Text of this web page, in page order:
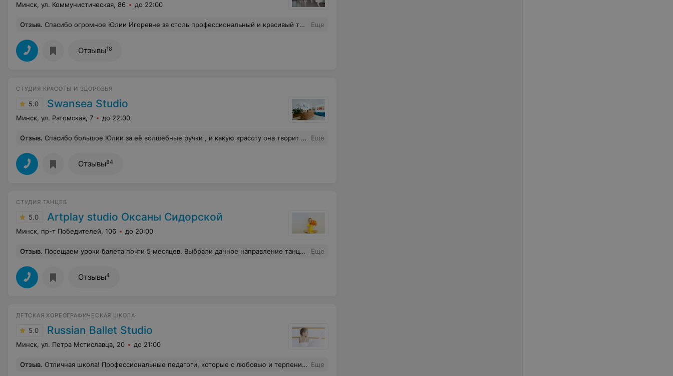
Минск, ул. Коммунистическая, 86 до 22:00
Отзыв. Спасибо огромное Юлии Игоревне за столь профессиональный и красивый танец. Обратились по рекомендации наших друзей и ни разу не пожалели. На свадьба все были в шоке, что мы так умеем)да мы и сами были в шоке. Теперь я задумалась на счет посещения боди балета у этого же педагога. Еще
Отзывы18
СТУДИЯ КРАСОТЫ И ЗДОРОВЬЯ
5.0 Swansea Studio
Минск, ул. Ратомская, 7 до 22:00
Отзыв. Спасибо большое Юлии за её волшебные ручки , и какую красоту она творит . Ходить к ней одно удовольствие. Очень рекомендую Еще
Отзывы84
СТУДИЯ ТАНЦЕВ
5.0 Artplay studio Оксаны Сидорской
Минск, пр-т Победителей, 106 до 20:00
Отзыв. Посещаем уроки балета почти 5 месяцев. Выбрали данное направление танца с целью скорректировать ребенку осанку и укрепить здоровье. Ребенку очень нравится сюда ходить и нравится преподаватель Ольга. Спасибо за ваше отношение к деткам. До этого мы ходили на танцы в нашей школе, направление было современные танцы, но там не понравился метод преподавани и ребенок не успевал за движениями, переживала и плакала, а преподавателя это не особо интересовало. У Вас в студии все иначе, много внимания детям в группе) Благодарю Вас за добросовестный труд. Еще
Отзывы4
ДЕТСКАЯ ХОРЕОГРАФИЧЕСКАЯ ШКОЛА
5.0 Russian Ballet Studio
Минск, ул. Петра Мстиславца, 20 до 21:00
Отзыв. Отличная школа! Профессиональные педагоги, которые с любовью и терпением находят подход к каждому ребенку, очень уютные залы и дружелюбная атмосфера. Отдельное огромное спасибо чудесному администратору, которая поможет в любой жизненной ситуации!:) Всем рекомендую для посещения, а школе желаю дальнейшего процветания и новых побед:D Еще